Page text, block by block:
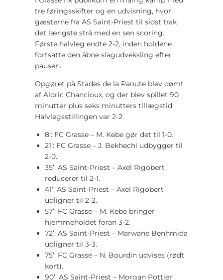
tre føringsskifter og en udvisning, hvor
gæsterne fra AS Saint-Priest til sidst trak
det længste strå med en sen scoring.
Første halvleg endte 2-2, inden holdene
fortsatte den åbne slagudveksling efter
pausen.
Opgøret på Stades de la Paoute blev dømt
af Aldric Chancioux, og der blev spillet 90
minutter plus seks minutters tillægstid.
Halvlegsstillingen var 2-2.
8’: FC Grasse – M. Kebe gør det til 1-0.
21’: FC Grasse – J. Bekhechi udbygger til
2-0.
35’: AS Saint-Priest – Axel Rigobert
reducerer til 2-1.
41’: AS Saint-Priest – Axel Rigobert
udligner til 2-2.
57’: FC Grasse – M. Kebe bringer
hjemmeholdet foran 3-2.
72’: AS Saint-Priest – Marwane Benhmida
udligner til 3-3.
75’: FC Grasse – N. Bourdin udvises (rødt
kort).
90’: AS Saint-Priest – Morgan Pottier